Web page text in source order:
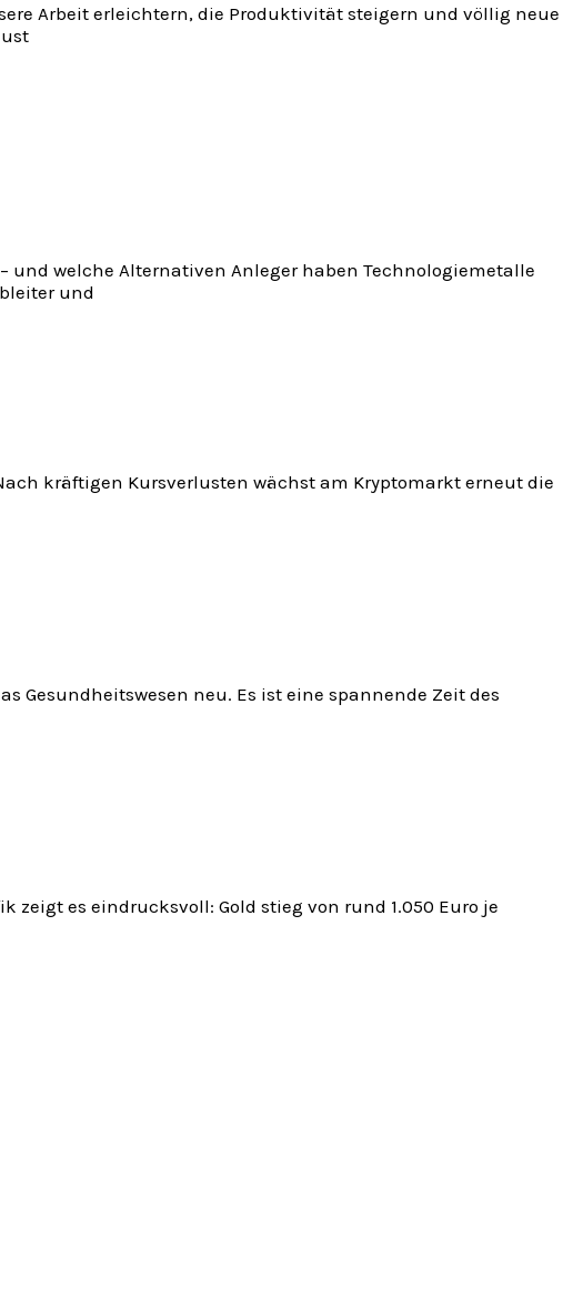
Arbeit erleichtern, die Produktivität steigern und völlig neue
welche Alternativen Anleger haben Technologiemetalle
und
kräftigen Kursverlusten wächst am Kryptomarkt erneut die
neu. Es ist eine spannende Zeit des
es eindrucksvoll: Gold stieg von rund 1.050 Euro je